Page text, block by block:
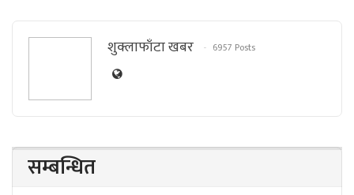
शुक्लाफाँटा खबर 6957 Posts
सम्बन्धित